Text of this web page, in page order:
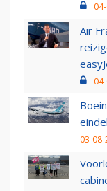
Air
03-